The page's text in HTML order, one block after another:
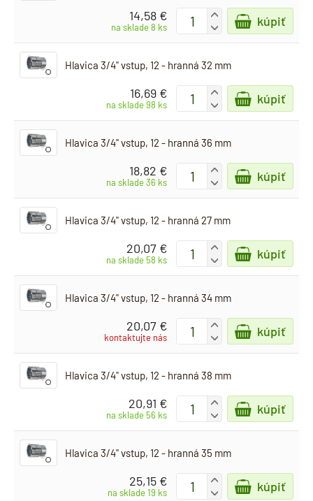
14,58 €
na sklade 8 ks
+
-
kúpiť
Hlavica 3/4" vstup, 12 - hranná 32 mm
16,69 €
na sklade 98 ks
+
-
kúpiť
Hlavica 3/4" vstup, 12 - hranná 36 mm
18,82 €
na sklade 36 ks
+
-
kúpiť
Hlavica 3/4" vstup, 12 - hranná 27 mm
20,07 €
na sklade 58 ks
+
-
kúpiť
Hlavica 3/4" vstup, 12 - hranná 34 mm
20,07 €
kontaktujte nás
+
-
kúpiť
Hlavica 3/4" vstup, 12 - hranná 38 mm
20,91 €
na sklade 56 ks
+
-
kúpiť
Hlavica 3/4" vstup, 12 - hranná 35 mm
25,15 €
na sklade 19 ks
+
-
kúpiť